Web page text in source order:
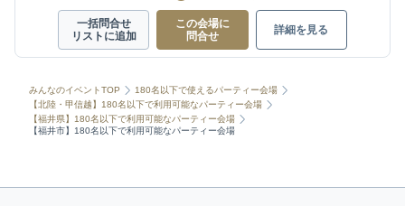
一括問合せ
リストに追加
この会場に
問合せ
詳細を見る
みんなのイベントTOP
180名以下で使えるパーティー会場
【北陸・甲信越】180名以下で利用可能なパーティー会場
【福井県】180名以下で利用可能なパーティー会場
【福井市】180名以下で利用可能なパーティー会場